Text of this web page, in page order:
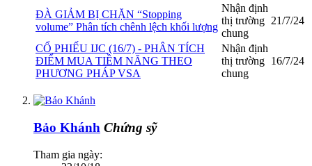
ĐÀ GIẢM BỊ CHẶN “Stopping
volume” Phân tích chênh lệch khối lượng
Nhận định
thị trường
chung
21/7/24
CỔ PHIẾU IJC (16/7) - PHÂN TÍCH
ĐIỂM MUA TIỀM NĂNG THEO
PHƯƠNG PHÁP VSA
Nhận định
thị trường
chung
16/7/24
Bảo Khánh Chứng sỹ
Tham gia ngày: